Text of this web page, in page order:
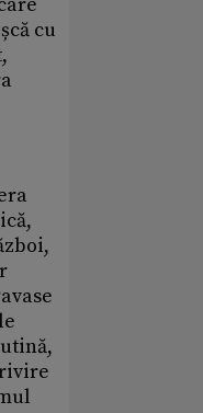
cu